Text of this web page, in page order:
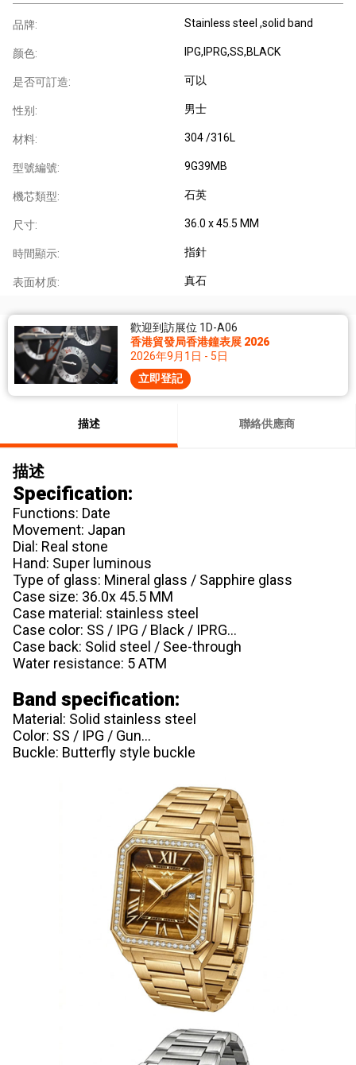
品牌: Stainless steel ,solid band
颜色: IPG,IPRG,SS,BLACK
是否可訂造: 可以
性别: 男士
材料: 304 /316L
型號編號: 9G39MB
機芯類型: 石英
尺寸: 36.0 x 45.5 MM
時間顯示: 指針
表面材质: 真石
歡迎到訪展位 1D-A06
香港貿發局香港鐘表展 2026
2026年9月1日 - 5日
立即登記
描述 聯絡供應商
描述
Specification:
Functions: Date
Movement: Japan
Dial: Real stone
Hand: Super luminous
Type of glass: Mineral glass / Sapphire glass
Case size: 36.0x 45.5 MM
Case material: stainless steel
Case color: SS / IPG / Black / IPRG...
Case back: Solid steel / See-through
Water resistance: 5 ATM
Band specification:
Material: Solid stainless steel
Color: SS / IPG / Gun...
Buckle: Butterfly style buckle